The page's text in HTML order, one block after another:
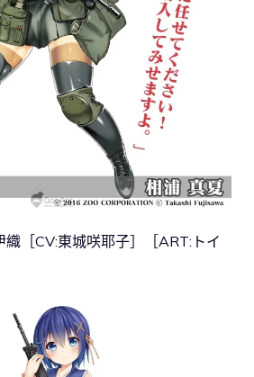
織［CV:東城咲耶子］［ART:トイ